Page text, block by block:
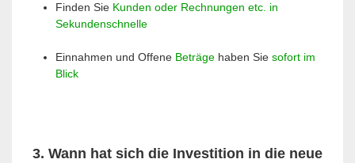
Finden Sie Kunden oder Rechnungen etc. in
Sekundenschnelle
Einnahmen und Offene Beträge haben Sie sofort im
Blick
3. Wann hat sich die Investition in die neue